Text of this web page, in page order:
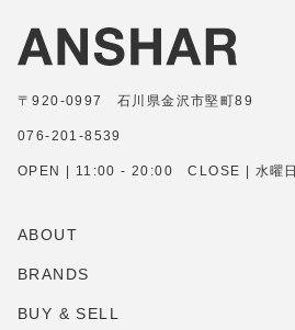
〒920-0997 石川県金沢市堅町89
076-201-8539
OPEN | 11:00 - 20:00 CLOSE | 水曜日
ABOUT
BRANDS
BUY & SELL